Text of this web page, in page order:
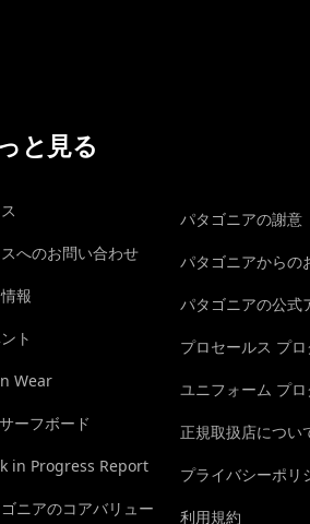
と見る
へのお問い合わせ
報
ト
Wear
ーフボード
in Progress Report
ニアのコアバリュー
パタゴニアの謝意
パタゴニアからの
パタゴニアの公式
プロセールス プ
ユニフォーム プ
正規取扱店につい
プライバシーポリ
利用規約